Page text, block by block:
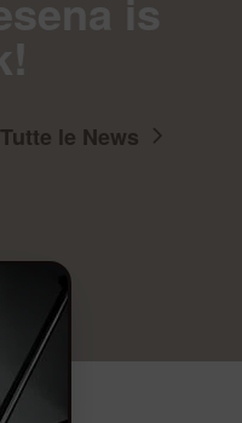
Tutte le News